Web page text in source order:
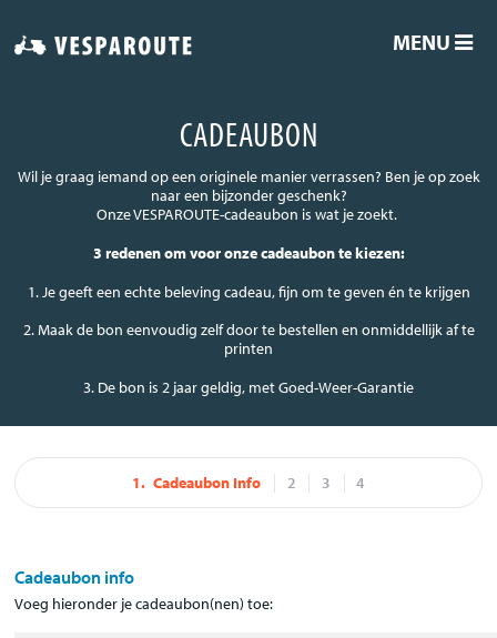
MENU
CADEAUBON
Wil je graag iemand op een originele manier verrassen? Ben je op zoek
naar een bijzonder geschenk?
Onze VESPAROUTE-cadeaubon is wat je zoekt.
3 redenen om voor onze cadeaubon te kiezen:
1. Je geeft een echte beleving cadeau, fijn om te geven én te krijgen
2. Maak de bon eenvoudig zelf door te bestellen en onmiddellijk af te
printen
3. De bon is 2 jaar geldig, met Goed-Weer-Garantie
Cadeaubon Info
Cadeaubon info
Voeg hieronder je cadeaubon(nen) toe: